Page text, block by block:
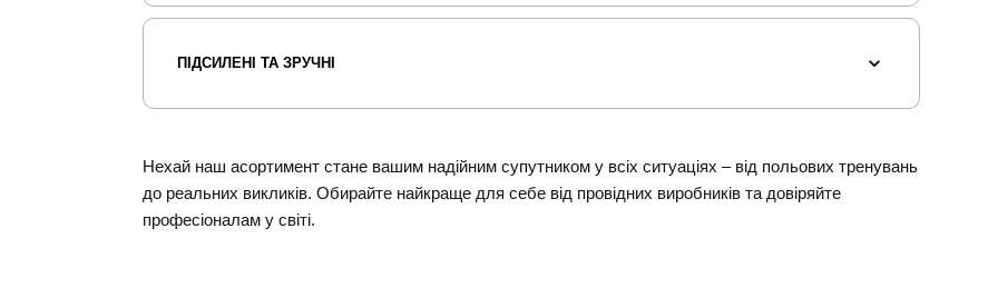
ПІДСИЛЕНІ ТА ЗРУЧНІ
Нехай наш асортимент стане вашим надійним супутником у всіх ситуаціях – від польових тренувань
до реальних викликів. Обирайте найкраще для себе від провідних виробників та довіряйте
професіоналам у світі.